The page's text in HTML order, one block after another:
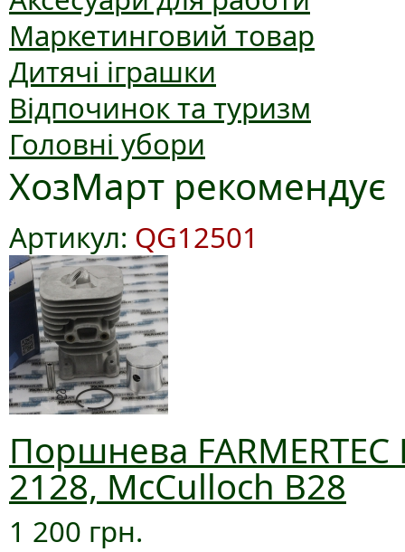
Маркетинговий товар
Дитячі іграшки
Відпочинок та туризм
Головні убори
ХозМарт рекомендує
Артикул: QG12501
Поршнева
2128, McCulloch B28
1 200 грн.